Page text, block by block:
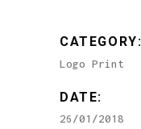
CATEGORY:
Logo Print
DATE:
26/01/2018